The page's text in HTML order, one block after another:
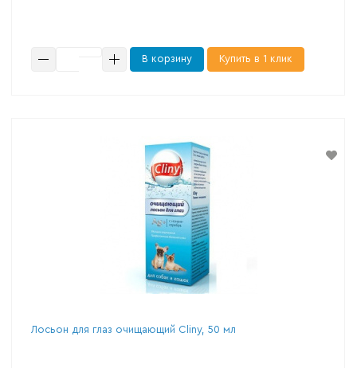
В корзину Купить в 1 клик
Лосьон для глаз очищающий Cliny, 50 мл